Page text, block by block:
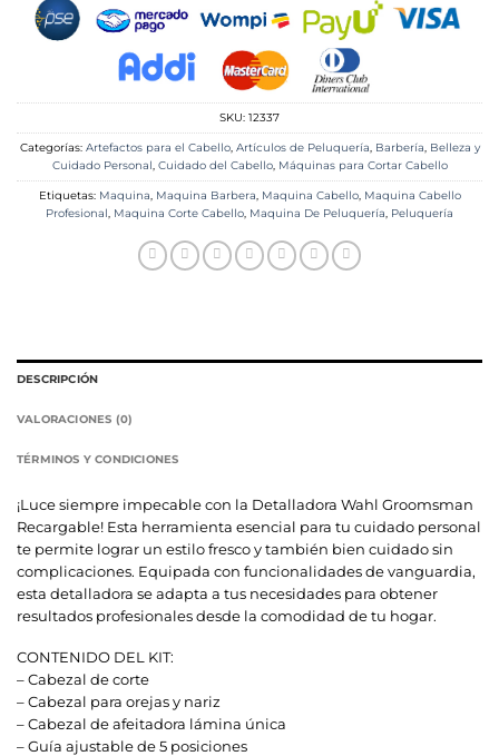
SKU: 12337
Categorías: Artefactos para el Cabello, Artículos de Peluquería, Barbería, Belleza y
Cuidado Personal, Cuidado del Cabello, Máquinas para Cortar Cabello
Etiquetas: Maquina, Maquina Barbera, Maquina Cabello, Maquina Cabello
Profesional, Maquina Corte Cabello, Maquina De Peluquería, Peluquería
DESCRIPCIÓN
VALORACIONES (0)
TÉRMINOS Y CONDICIONES
¡Luce siempre impecable con la Detalladora Wahl Groomsman
Recargable! Esta herramienta esencial para tu cuidado personal
te permite lograr un estilo fresco y también bien cuidado sin
complicaciones. Equipada con funcionalidades de vanguardia,
esta detalladora se adapta a tus necesidades para obtener
resultados profesionales desde la comodidad de tu hogar.
CONTENIDO DEL KIT:
– Cabezal de corte
– Cabezal para orejas y nariz
– Cabezal de afeitadora lámina única
– Guía ajustable de 5 posiciones